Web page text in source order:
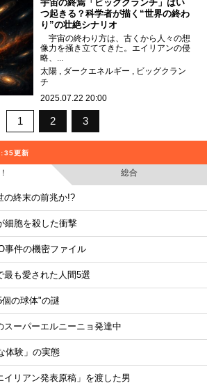
宇宙の終焉「ビッグクランチ」はい
つ起きる？科学者が描く“世界の終わ
り”の壮絶シナリオ
宇宙の終わり方は、古くから人々の想
像力を掻き立ててきた。エイリアンの侵
略、...
太陽
ダークエネルギー
ビッグクラン
チ
2025.07.22 20:00
1 2 3
更新
総合
の終末の前兆か!?
細胞を殺した衝撃
事件の機密ファイル
最も愛された人間5選
の球体"の謎
スーパーエルニーニョ発達中
体験」の実態
イリアン発表原稿」を渡した男